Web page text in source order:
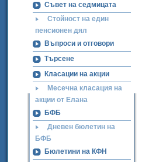
Съвет на седмицата
Стойност на един
пенсионен дял
Въпроси и отговори
Търсене
Класации на акции
Месечна класация на
акции от Елана
БФБ
Дневен бюлетин на
БФБ
Бюлетини на КФН